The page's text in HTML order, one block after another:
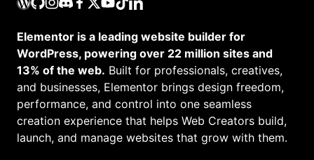
Elementor is a leading website builder for
WordPress, powering over 22 million sites and
13% of the web. Built for professionals, creatives,
and businesses, Elementor brings design freedom,
performance, and control into one seamless
creation experience that helps Web Creators build,
launch, and manage websites that grow with them.